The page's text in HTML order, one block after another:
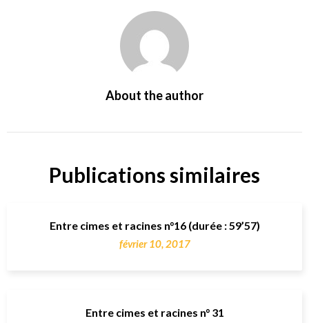
About the author
Publications similaires
Entre cimes et racines n°16 (durée : 59’57)
février 10, 2017
Entre cimes et racines n° 31